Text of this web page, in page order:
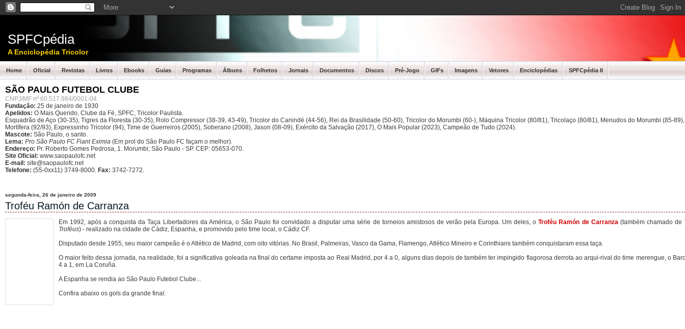
SPFCpédia
A Enciclopédia Tricolor
Home Oficial Revistas Livros Ebooks Guias Programas Álbuns Folhetos Jornais Documentos Discos Pré-Jogo GIFs Imagens Vetores Enciclopédias SPFCpédia II
SÃO PAULO FUTEBOL CLUBE
CNPJ/MF nº 60.517.984/0001-04
Fundação: 25 de janeiro de 1930
Apelidos: O Mais Querido, Clube da Fé, SPFC, Tricolor Paulista.
Esquadrão de Aço (30-35), Tigres da Floresta (30-35), Rolo Compressor (38-39, 43-49), Tricolor do Canindé (44-56), Rei da Brasilidade (50-60), Tricolor do Morumbi (60-), Máquina Tricolor (80/81), Tricolaço (80/81), Menudos do Morumbi (85-
Mortífera (92/93), Expressinho Tricolor (94), Time de Guerreiros (2005), Soberano (2008), Jason (08-09), Exército da Salvação (2017), O Mais Popular (2023), Campeão de Tudo (2024).
Mascote: São Paulo, o santo.
Lema: Pro São Paulo FC Fiant Eximia (Em prol do São Paulo FC façam o melhor).
Endereço: Pr. Roberto Gomes Pedrosa, 1. Morumbi; São Paulo - SP. CEP: 05653-070.
Site Oficial: www.saopaulofc.net
E-mail: site@saopaulofc.net
Telefone: (55-0xx11) 3749-8000. Fax: 3742-7272.
segunda-feira, 26 de janeiro de 2009
Troféu Ramón de Carranza
Em 1992, após a conquista da Taça Libertadores da América, o São Paulo foi convidado a disputar uma série de torneios amistosos de verão pela Europa. Um deles, oTroféu Ramón de Carranza(também chamado de
Troféus) - realizado na cidade de Cádiz, Espanha, e promovido pelo time local, o Cádiz CF.
Disputado desde 1955, seu maior campeão é o Atlético de Madrid, com oito vitórias. No Brasil, Palmeiras, Vasco da Gama, Flamengo, Atlético Mineiro e Corinthians também conquistaram essa taça.
O maior feito dessa jornada, na realidade, foi a significativa goleada na final do certame imposta ao Real Madrid, por 4 a 0, alguns dias depois de também ter impingido flagorosa derrota ao arqui-rival do time merengue, o
4 a 1, em La Coruña.
A Espanha se rendia ao São Paulo Futebol Clube...
Confira abaixo os gols da grande final: